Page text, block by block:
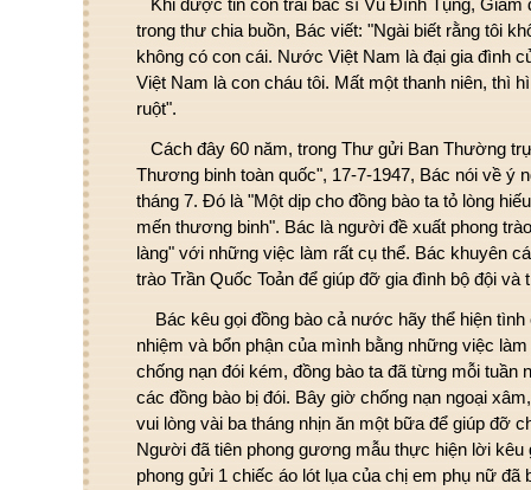
Khi được tin con trai bác sĩ Vũ Đình Tụng, Giám
trong thư chia buồn, Bác viết: "Ngài biết rằng tôi
không có con cái. Nước Việt Nam là đại gia đình
Việt Nam là con cháu tôi. Mất một thanh niên, thì
ruột".
Cách đây 60 năm, trong Thư gửi Ban Thường
Thương binh toàn quốc", 17-7-1947, Bác nói về ý
tháng 7. Đó là "Một dịp cho đồng bào ta tỏ lòng
mến thương binh". Bác là người đề xuất phong
làng" với những việc làm rất cụ thể. Bác khuyên
trào Trần Quốc Toản để giúp đỡ gia đình bộ đội và
Bác kêu gọi đồng bào cả nước hãy thể hiện
nhiệm và bổn phận của mình bằng những việc
chống nạn đói kém, đồng bào ta đã từng mỗi tuần
các đồng bào bị đói. Bây giờ chống nạn ngoại
vui lòng vài ba tháng nhịn ăn một bữa để giúp đỡ
Người đã tiên phong gương mẫu thực hiện lời kêu
phong gửi 1 chiếc áo lót lụa của chị em phụ nữ đã